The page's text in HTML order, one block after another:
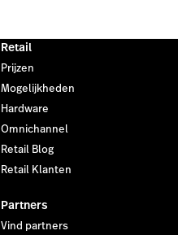
Retail
Prijzen
Mogelijkheden
Hardware
Omnichannel
Retail Blog
Retail Klanten
Partners
Vind partners